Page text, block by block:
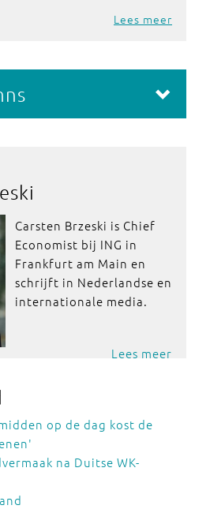
Lees meer
Carsten Brzeski is Chief
Economist bij ING in
Frankfurt am Main en
schrijft in Nederlandse en
internationale media.
Lees meer
op de dag kost de
na Duitse WK-